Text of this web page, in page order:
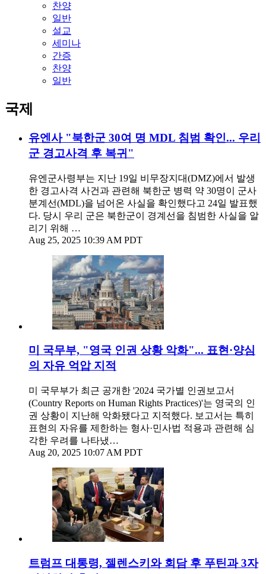
찬양
일반
설교
세미나
간증
찬양
일반
국제
유엔사 "북한군 30여 명 MDL 침범 확인... 우리
군 경고사격 후 복귀"
유엔군사령부는 지난 19일 비무장지대(DMZ)에서 발생
한 경고사격 사건과 관련해 북한군 병력 약 30명이 군사
분계선(MDL)을 넘어온 사실을 확인했다고 24일 발표했
다. 당시 우리 군은 북한군이 경계선을 침범한 사실을 알
리기 위해 …
Aug 25, 2025 10:39 AM PDT
미 국무부, "영국 인권 상황 악화"... 표현·양심
의 자유 억압 지적
미 국무부가 최근 공개한 '2024 국가별 인권보고서
(Country Reports on Human Rights Practices)'는 영국의 인
권 상황이 지난해 악화됐다고 지적했다. 보고서는 특히
표현의 자유를 제한하는 형사·민사법 적용과 관련해 심
각한 우려를 나타냈…
Aug 20, 2025 10:07 AM PDT
트럼프 대통령, 젤렌스키와 회담 후 푸틴과 3자